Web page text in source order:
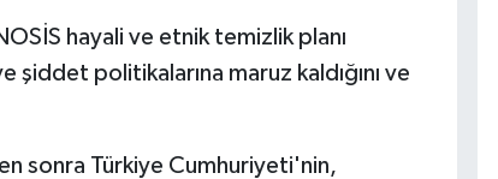
hayali ve etnik temizlik planı
şiddet politikalarına maruz kaldığını ve
sonra Türkiye Cumhuriyeti'nin,